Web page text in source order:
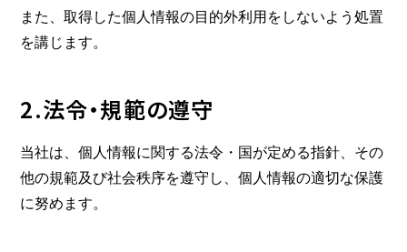
また、取得した個人情報の目的外利用をしないよう処置
を講じます。
2.法令・規範の遵守
当社は、個人情報に関する法令・国が定める指針、その
他の規範及び社会秩序を遵守し、個人情報の適切な保護
に努めます。